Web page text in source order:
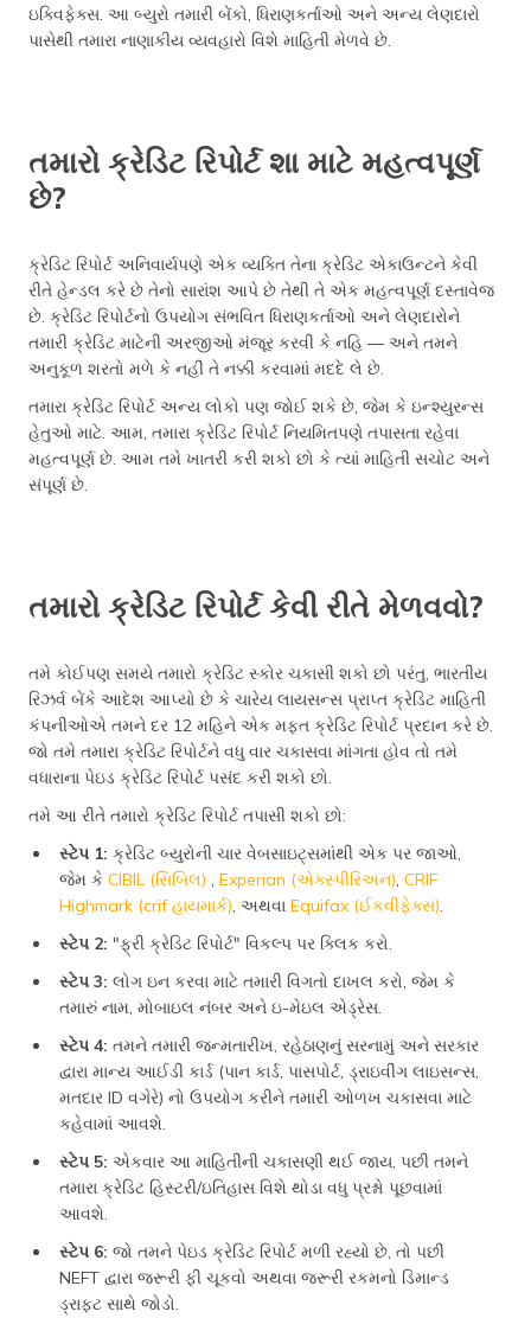
ઇક્વિફેક્સ. આ બ્યુરો તમારી બેંકો, ધિરાણકર્તાઓ અને અન્ય લેણદારો
પાસેથી તમારા નાણાકીય વ્યવહારો વિશે માહિતી મેળવે છે.
તમારો ક્રેડિટ રિપોર્ટ શા માટે મહત્વપૂર્ણ
છે?
ક્રેડિટ રિપોર્ટ અનિવાર્યપણે એક વ્યક્તિ તેના ક્રેડિટ એકાઉન્ટને કેવી
રીતે હેન્ડલ કરે છે તેનો સારાંશ આપે છે તેથી તે એક મહત્વપૂર્ણ દસ્તાવેજ
છે. ક્રેડિટ રિપોર્ટનો ઉપયોગ સંભવિત ધિરાણકર્તાઓ અને લેણદારોને
તમારી ક્રેડિટ માટેની અરજીઓ મંજૂર કરવી કે નહિ — અને તમને
અનુકૂળ શરતો મળે કે નહીં તે નક્કી કરવામાં મદદે લે છે.
તમારા ક્રેડિટ રિપોર્ટ અન્ય લોકો પણ જોઈ શકે છે, જેમ કે ઇન્શ્યુરન્સ
હેતુઓ માટે. આમ, તમારા ક્રેડિટ રિપોર્ટ નિયમિતપણે તપાસતા રહેવા
મહત્વપૂર્ણ છે. આમ તમે ખાતરી કરી શકો છો કે ત્યાં માહિતી સચોટ અને
સંપૂર્ણ છે.
તમારો ક્રેડિટ રિપોર્ટ કેવી રીતે મેળવવો?
તમે કોઈપણ સમયે તમારો ક્રેડિટ સ્કોર ચકાસી શકો છો પરંતુ, ભારતીય
રિઝર્વ બેંકે આદેશ આપ્યો છે કે ચારેય લાયસન્સ પ્રાપ્ત ક્રેડિટ માહિતી
કંપનીઓએ તમને દર 12 મહિને એક મફત ક્રેડિટ રિપોર્ટ પ્રદાન કરે છે.
જો તમે તમારા ક્રેડિટ રિપોર્ટને વધુ વાર ચકાસવા માંગતા હોવ તો તમે
વધારાના પેઇડ ક્રેડિટ રિપોર્ટ પસંદ કરી શકો છો.
તમે આ રીતે તમારો ક્રેડિટ રિપોર્ટ તપાસી શકો છો:
સ્ટેપ 1: ક્રેડિટ બ્યુરોની ચાર વેબસાઇટ્સમાંથી એક પર જાઓ,
જેમ કે CIBIL (સિબિલ) , Experian (એક્સ્પીરિઅન), CRIF
Highmark (crif હાયમાર્ક), અથવા Equifax (ઈકવીફેક્સ).
સ્ટેપ 2: "ફ્રી ક્રેડિટ રિપોર્ટ" વિકલ્પ પર ક્લિક કરો.
સ્ટેપ 3: લોગ ઇન કરવા માટે તમારી વિગતો દાખલ કરો, જેમ કે
તમારું નામ, મોબાઇલ નંબર અને ઇ-મેઇલ એડ્રેસ.
સ્ટેપ 4: તમને તમારી જન્મતારીખ, રહેઠાણનું સરનામું અને સરકાર
દ્વારા માન્ય આઈડી કાર્ડ (પાન કાર્ડ, પાસપોર્ટ, ડ્રાઇવીંગ લાઇસન્સ,
મતદાર ID વગેરે) નો ઉપયોગ કરીને તમારી ઓળખ ચકાસવા માટે
કહેવામાં આવશે.
સ્ટેપ 5: એકવાર આ માહિતીની ચકાસણી થઈ જાય, પછી તમને
તમારા ક્રેડિટ હિસ્ટરી/ઇતિહાસ વિશે થોડા વધુ પ્રશ્નો પૂછવામાં
આવશે.
સ્ટેપ 6: જો તમને પેઇડ ક્રેડિટ રિપોર્ટ મળી રહ્યો છે, તો પછી
NEFT દ્વારા જરૂરી ફી ચૂકવો અથવા જરૂરી રકમનો ડિમાન્ડ
ડ્રાફ્ટ સાથે જોડો.